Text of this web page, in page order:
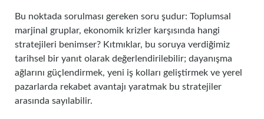
Bu noktada sorulması gereken soru şudur: Toplumsal
marjinal gruplar, ekonomik krizler karşısında hangi
stratejileri benimser? Kıtmıklar, bu soruya verdiğimiz
tarihsel bir yanıt olarak değerlendirilebilir; dayanışma
ağlarını güçlendirmek, yeni iş kolları geliştirmek ve yerel
pazarlarda rekabet avantajı yaratmak bu stratejiler
arasında sayılabilir.